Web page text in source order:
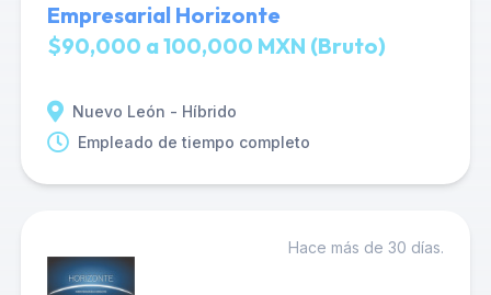
Empresarial Horizonte
$90,000 a 100,000 MXN (Bruto)
Nuevo León - Híbrido
Empleado de tiempo completo
Hace más de 30 días.